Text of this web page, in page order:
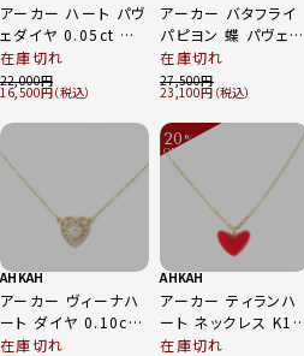
アーカー ハート パヴ
ェダイヤ 0.05ct ネッ
クレス ペンダント ジ
ュエリー K18
750YG
VC0104010100 ゴ
在庫切れ
22,000
16,500
アーカー バタフライ
パピヨン 蝶 パヴェダ
イヤ 0.06ct ネック
レス ペンダント ジュ
エリー K18 750YG
VC0163010100 ゴ
ールド 1.2g
在庫切れ
27,500
23,100
AHKAH
アーカー ヴィーナハ
ート ダイヤ 0.10ct
ネックレス アクセサ
在庫切れ
20%
OFF
AHKAH
アーカー ティランハ
ート ネックレス K18
ゴールド レッド 0.7g
在庫切れ